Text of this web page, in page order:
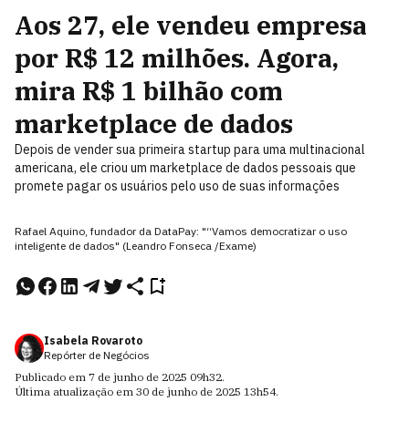
Aos 27, ele vendeu empresa
por R$ 12 milhões. Agora,
mira R$ 1 bilhão com
marketplace de dados
Depois de vender sua primeira startup para uma multinacional
americana, ele criou um marketplace de dados pessoais que
promete pagar os usuários pelo uso de suas informações
Rafael Aquino, fundador da DataPay: "“Vamos democratizar o uso
inteligente de dados" (Leandro Fonseca /Exame)
Isabela Rovaroto
Repórter de Negócios
Publicado em 7 de junho de 2025 09h32.
Última atualização em 30 de junho de 2025 13h54.